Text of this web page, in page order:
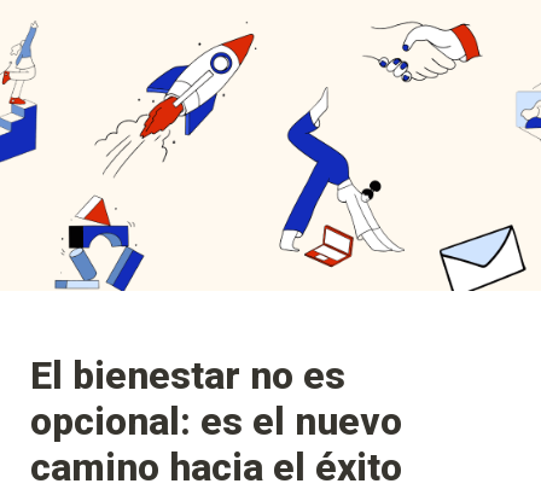
El bienestar no es
opcional: es el nuevo
camino hacia el éxito